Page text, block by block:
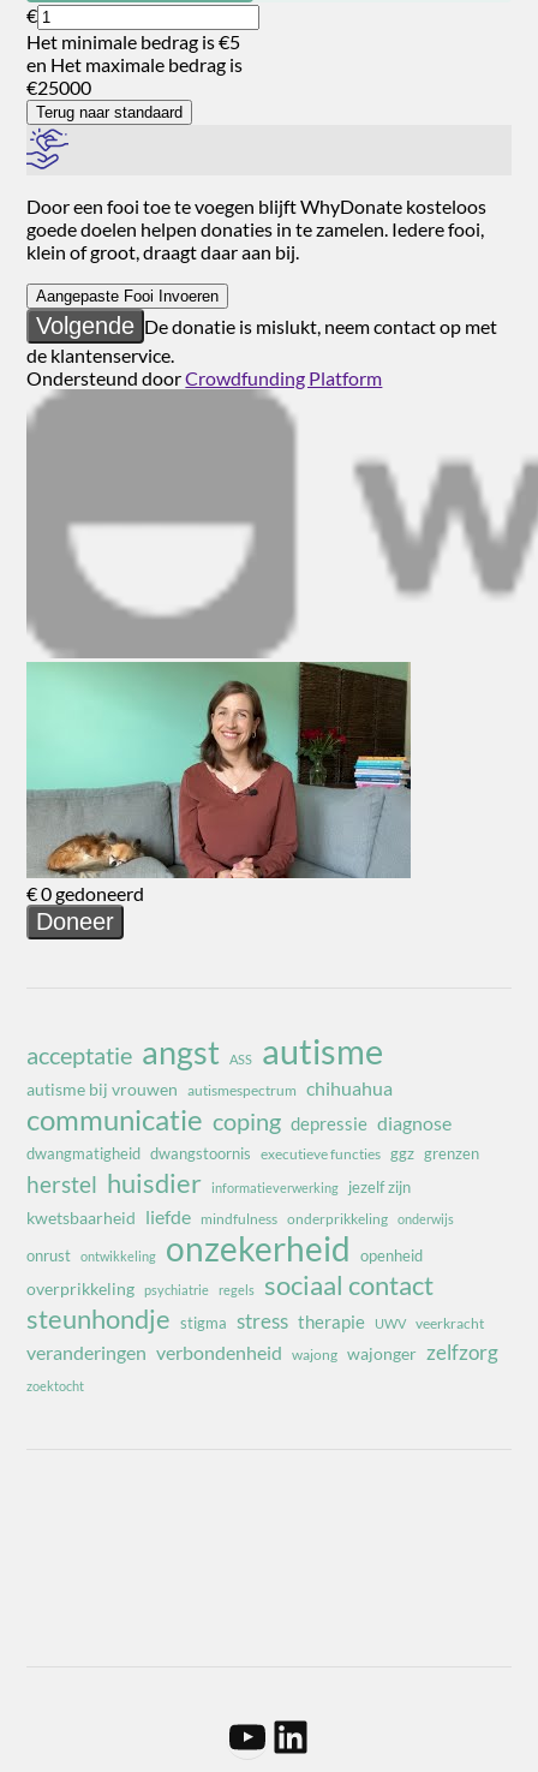
acceptatie angst ASS autisme
autisme bij vrouwen autismespectrum chihuahua
communicatie coping depressie diagnose
dwangmatigheid dwangstoornis executieve functies ggz grenzen
herstel huisdier informatieverwerking jezelf zijn
kwetsbaarheid liefde mindfulness onderprikkeling onderwijs
onrust ontwikkeling onzekerheid openheid
overprikkeling psychiatrie regels
sociaal contact
steunhondje stigma stress therapie UWV veerkracht
veranderingen verbondenheid wajong wajonger zelfzorg
zoektocht